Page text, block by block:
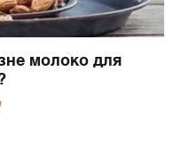
молоко для